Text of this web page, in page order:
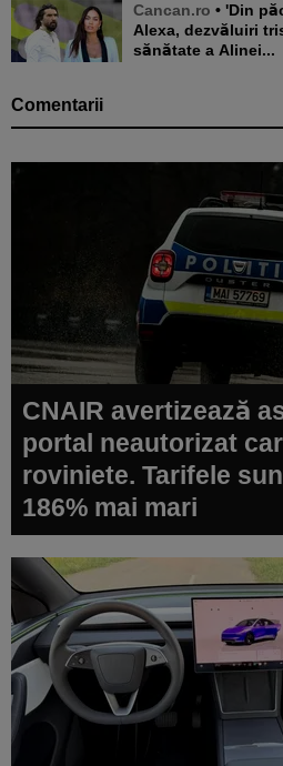
Cancan.ro • 'Din păcate, s-a gravat'. Dan
Alexa, dezvăluiri
sănătate a Alinei...
Comentarii
CNAIR avertizează
portal neautorizat
roviniete. Tarifele
186% mai mari